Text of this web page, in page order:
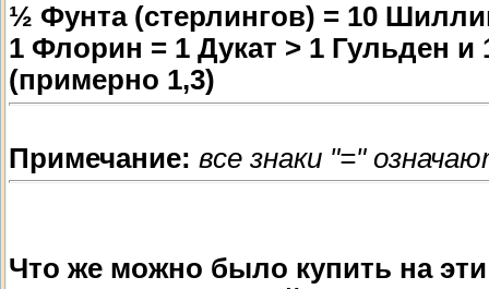
½ Фунта (стерлингов) = 10
1 Флорин = 1 Дукат > 1 Гульден
(примерно 1,3)
Примечание: все знаки "="
Что же можно было купить на